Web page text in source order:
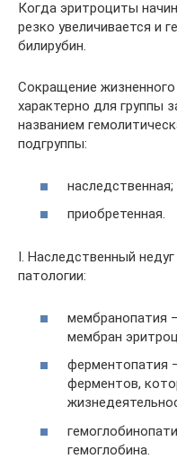
Когда эритроциты
резко увеличивается и
билирубин.
Сокращение
характерно для группы
названием
подгруппы:
наследственная;
приобретенная.
І. Наследственный
патологии:
мембранопатия
мембран
ферментопатия
ферментов,
гемоглобина.